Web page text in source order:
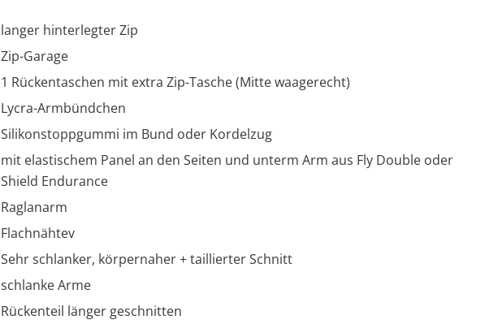
langer hinterlegter Zip
Zip-Garage
1 Rückentaschen mit extra Zip-Tasche (Mitte waagerecht)
Lycra-Armbündchen
Silikonstoppgummi im Bund oder Kordelzug
mit elastischem Panel an den Seiten und unterm Arm aus Fly Double oder
Shield Endurance
Raglanarm
Flachnähtev
Sehr schlanker, körpernaher + taillierter Schnitt
schlanke Arme
Rückenteil länger geschnitten